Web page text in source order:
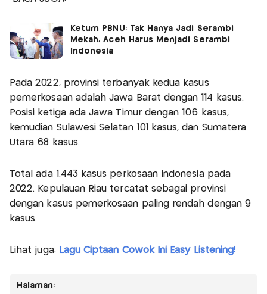
Ketum PBNU: Tak Hanya Jadi Serambi
Mekah, Aceh Harus Menjadi Serambi
Indonesia
Pada 2022, provinsi terbanyak kedua kasus
pemerkosaan adalah Jawa Barat dengan 114 kasus.
Posisi ketiga ada Jawa Timur dengan 106 kasus,
kemudian Sulawesi Selatan 101 kasus, dan Sumatera
Utara 68 kasus.
Total ada 1.443 kasus perkosaan Indonesia pada
2022. Kepulauan Riau tercatat sebagai provinsi
dengan kasus pemerkosaan paling rendah dengan 9
kasus.
Lihat juga: Lagu Ciptaan Cowok Ini Easy Listening!
Halaman: